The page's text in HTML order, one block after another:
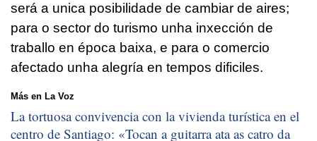
será a unica posibilidade de cambiar de aires;
para o sector do turismo unha inxección de
traballo en época baixa, e para o comercio
afectado unha alegría en tempos dificiles.
Más en La Voz
La tortuosa convivencia con la vivienda turística en el
centro de Santiago: «Tocan a guitarra ata as catro da